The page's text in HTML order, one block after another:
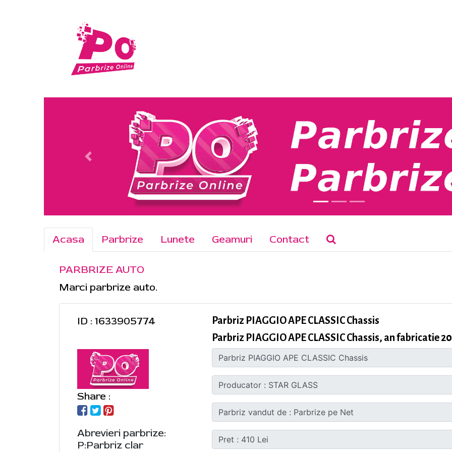
Acasa Parbrize Lunete Geamuri Contact
PARBRIZE AUTO
Marci parbrize auto.
ID : 1633905774
Share :
Abrevieri parbrize:
P:Parbriz clar
Parbriz PIAGGIO APE CLASSIC Chassis
Parbriz PIAGGIO APE CLASSIC Chassis, an fabricatie